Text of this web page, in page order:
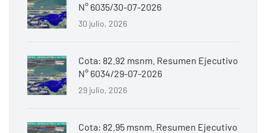
N° 6035/30-07-2026
30 julio, 2026
Cota: 82.92 msnm. Resumen Ejecutivo
N° 6034/29-07-2026
29 julio, 2026
Cota: 82.95 msnm. Resumen Ejecutivo